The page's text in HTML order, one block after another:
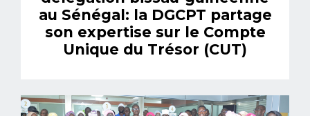
au Sénégal: la DGCPT partage
son expertise sur le Compte
Unique du Trésor (CUT)